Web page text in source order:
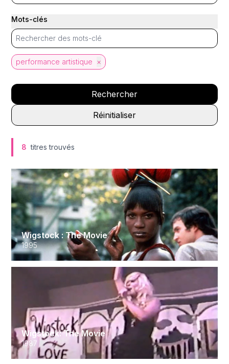
Mots-clés
performance artistique ×
Rechercher
Réinitialiser
8 titres trouvés
Wigstock : The Movie
1995
Wigstock: The Movie
1987